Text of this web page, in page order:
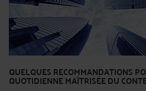
QUELQUES RECOMMANDATIONS
QUOTIDIENNE MAÎTRISÉE DU